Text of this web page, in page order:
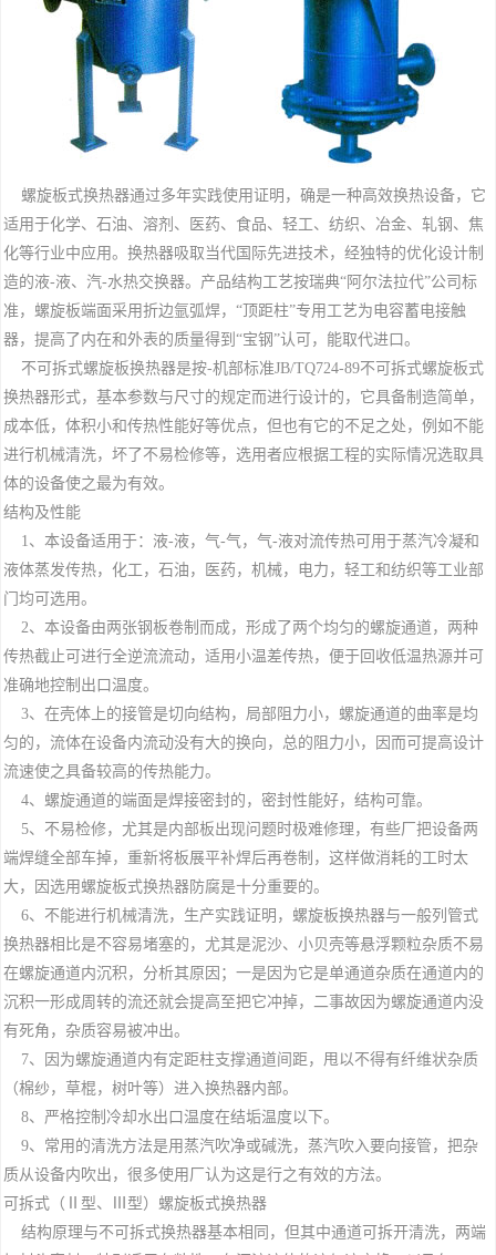
螺旋板式换热器通过多年实践使用证明，确是一种高效换热设备，它
适用于化学、石油、溶剂、医药、食品、轻工、纺织、冶金、轧钢、焦
化等行业中应用。换热器吸取当代国际先进技术，经独特的优化设计制
造的液-液、汽-水热交换器。产品结构工艺按瑞典“阿尔法拉代”公司标
准，螺旋板端面采用折边氩弧焊，“顶距柱”专用工艺为电容蓄电接触
器，提高了内在和外表的质量得到“宝钢”认可，能取代进口。
不可拆式螺旋板换热器是按-机部标准JB/TQ724-89不可拆式螺旋板式
换热器形式，基本参数与尺寸的规定而进行设计的，它具备制造简单，
成本低，体积小和传热性能好等优点，但也有它的不足之处，例如不能
进行机械清洗，坏了不易检修等，选用者应根据工程的实际情况选取具
体的设备使之最为有效。
结构及性能
1、本设备适用于：液-液，气-气，气-液对流传热可用于蒸汽冷凝和
液体蒸发传热，化工，石油，医药，机械，电力，轻工和纺织等工业部
门均可选用。
2、本设备由两张钢板卷制而成，形成了两个均匀的螺旋通道，两种
传热截止可进行全逆流流动，适用小温差传热，便于回收低温热源并可
准确地控制出口温度。
3、在壳体上的接管是切向结构，局部阻力小，螺旋通道的曲率是均
匀的，流体在设备内流动没有大的换向，总的阻力小，因而可提高设计
流速使之具备较高的传热能力。
4、螺旋通道的端面是焊接密封的，密封性能好，结构可靠。
5、不易检修，尤其是内部板出现问题时极难修理，有些厂把设备两
端焊缝全部车掉，重新将板展平补焊后再卷制，这样做消耗的工时太
大，因选用螺旋板式换热器防腐是十分重要的。
6、不能进行机械清洗，生产实践证明，螺旋板换热器与一般列管式
换热器相比是不容易堵塞的，尤其是泥沙、小贝壳等悬浮颗粒杂质不易
在螺旋通道内沉积，分析其原因；一是因为它是单通道杂质在通道内的
沉积一形成周转的流还就会提高至把它冲掉，二事故因为螺旋通道内没
有死角，杂质容易被冲出。
7、因为螺旋通道内有定距柱支撑通道间距，甩以不得有纤维状杂质
（棉纱，草棍，树叶等）进入换热器内部。
8、严格控制冷却水出口温度在结垢温度以下。
9、常用的清洗方法是用蒸汽吹净或碱洗，蒸汽吹入要向接管，把杂
质从设备内吹出，很多使用厂认为这是行之有效的方法。
可拆式（Ⅱ型、Ⅲ型）螺旋板式换热器
结构原理与不可拆式换热器基本相同，但其中通道可拆开清洗，两端